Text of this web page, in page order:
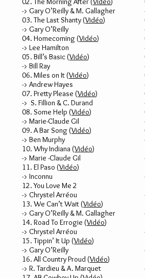
-> Gary O’Reilly & M. Gallagher
03. The Last Shanty (Vidéo)
-> Gary O’Reilly
04. Homecoming (Vidéo)
-> Lee Hamilton
05. Bill’s Basic (Vidéo)
-> Bill Ray
06. Miles on It (Vidéo)
-> Andrew Hayes
07. Pretty Please (Vidéo)
-> S. Fillion & C. Durand
08. Some Help (Vidéo)
-> Marie-Claude Gil
09. A Bar Song (Vidéo)
-> Ben Murphy
10. Why Indiana (Vidéo)
-> Marie -Claude Gil
11. El Paso (Vidéo)
-> Inconnu
12. You Love Me 2
-> Chrystel Arréou
13. We Can’t Wait (Vidéo)
-> Gary O’Reilly & M. Gallagher
14. Road To Errogie (Vidéo)
-> Chrystel Arréou
15. Tippin’ It Up (Vidéo)
-> Gary O’Reilly
16. All Country Proud (Vidéo)
-> R. Tardieu & A. Marquet